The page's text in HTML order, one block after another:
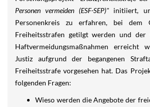
Personen vermeiden (ESF-SEP)" initiiert,
Personenkreis zu erfahren, bei dem
Freiheitsstrafen getilgt werden und
Haftvermeidungsmaßnahmen erreicht
Justiz aufgrund der begangenen
Freiheitsstrafe vorgesehen hat. Das
folgenden Fragen:
Wieso werden die Angebote der